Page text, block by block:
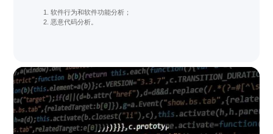
软件行为和软件功能分析；
恶意代码分析。